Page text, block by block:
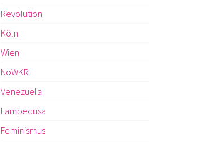
Revolution
Köln
Wien
NoWKR
Venezuela
Lampedusa
Feminismus